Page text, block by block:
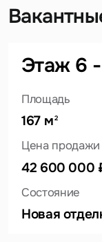
Этаж 6
Площадь
167 м2
Цена продажи
42 600 000
Состояние
Новая
Вопрос
Это